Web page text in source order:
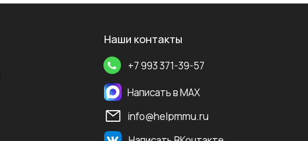
Наши контакты
+7 993 371-39-57
Написать в MAX
info@helpmmu.ru